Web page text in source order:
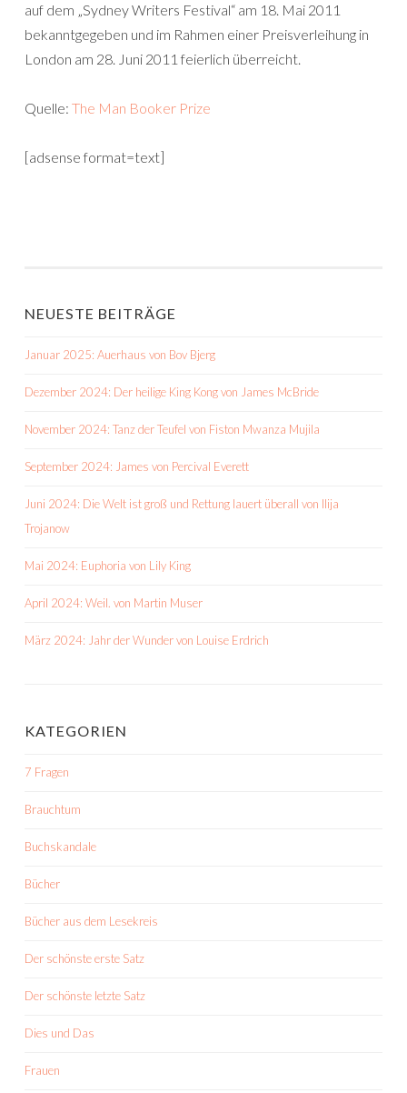
auf dem „Sydney Writers Festival“ am 18. Mai 2011
bekanntgegeben und im Rahmen einer Preisverleihung in
London am 28. Juni 2011 feierlich überreicht.
Quelle: The Man Booker Prize
[adsense format=text]
NEUESTE BEITRÄGE
Januar 2025: Auerhaus von Bov Bjerg
Dezember 2024: Der heilige King Kong von James McBride
November 2024: Tanz der Teufel von Fiston Mwanza Mujila
September 2024: James von Percival Everett
Juni 2024: Die Welt ist groß und Rettung lauert überall von Ilija
Trojanow
Mai 2024: Euphoria von Lily King
April 2024: Weil. von Martin Muser
März 2024: Jahr der Wunder von Louise Erdrich
KATEGORIEN
7 Fragen
Brauchtum
Buchskandale
Bücher
Bücher aus dem Lesekreis
Der schönste erste Satz
Der schönste letzte Satz
Dies und Das
Frauen